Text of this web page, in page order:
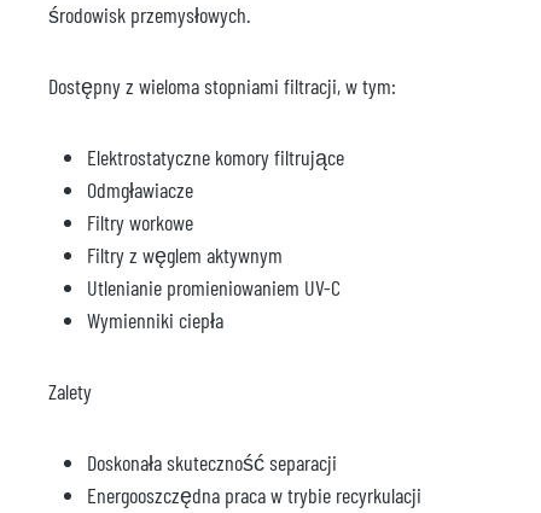
środowisk przemysłowych.
Dostępny z wieloma stopniami filtracji, w tym:
Elektrostatyczne komory filtrujące
Odmgławiacze
Filtry workowe
Filtry z węglem aktywnym
Utlenianie promieniowaniem UV-C
Wymienniki ciepła
Zalety
Doskonała skuteczność separacji
Energooszczędna praca w trybie recyrkulacji